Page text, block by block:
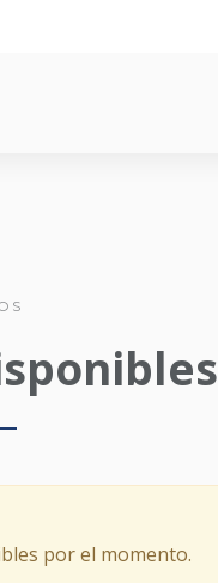
por el momento.